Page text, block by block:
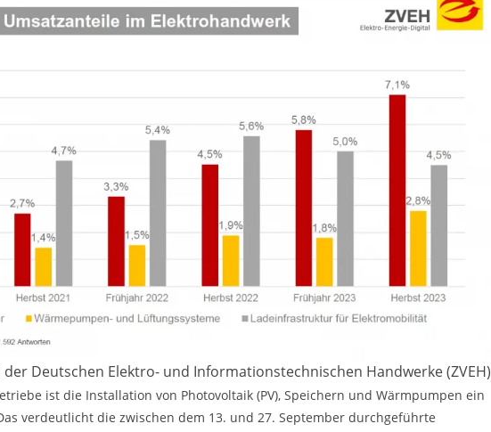
Deutschen Elektro- und Informationstechnischen Handwerke (ZVEH)
ist die Installation von Photovoltaik (PV), Speichern und Wärmpumpen ein
verdeutlicht die zwischen dem 13. und 27. September durchgeführte